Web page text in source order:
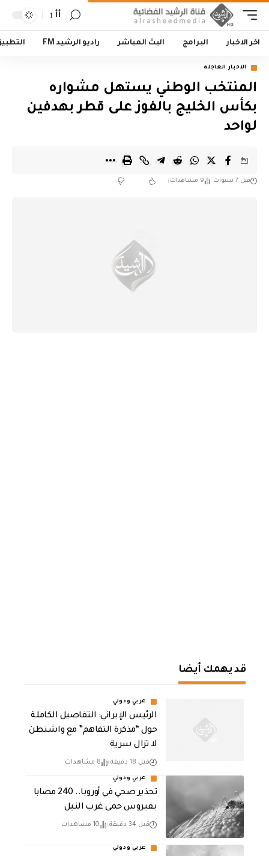
أأ
اخر الاخبار البرامج البث المباشر راديو الرشيد FM
الاخبار العاجلة
المنتخب الوطني يستهل مشواره
بكأس الخليج بالفوز على قطر بهدفين
لواحد
قبل 7 سنوات 9 مشاهدات
قد يهمك أيضا
عربي ودولي
الرئيس الإيراني: التفاصيل الكاملة
حول “مذكرة التفاهم” مع واشنطن
لا تزال سرية
قبل 18 دقيقة 8 مشاهدات
عربي ودولي
تحذير صحي في أوروبا.. 240 مصابا
بفيروس حمى غرب النيل
قبل 34 دقيقة 10 مشاهدات
عربي ودولي